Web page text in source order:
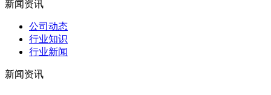
新闻资讯
公司动态
行业知识
行业新闻
新闻资讯